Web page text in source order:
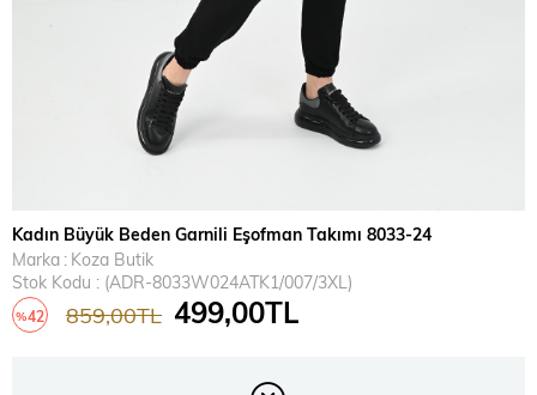
Kadın Büyük Beden Garnili Eşofman Takımı 8033-24
Marka : Koza Butik
Stok Kodu
(ADR-8033W024ATK1/007/3XL)
%42 859,00TL 499,00TL